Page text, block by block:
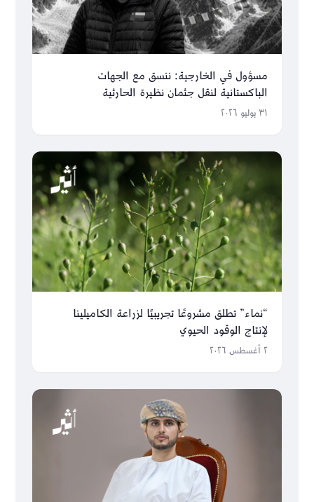
مسؤول في الخارجية: ننسق مع الجهات
الباكستانية لنقل جثمان نظيرة الحارثية
٣١ يوليو ٢٠٢٦
“نماء” تطلق مشروعًا تجريبيًا لزراعة الكاميلينا
لإنتاج الوقود الحيوي
٢ أغسطس ٢٠٢٦